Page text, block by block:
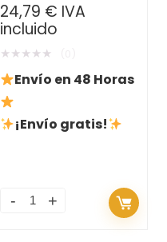
Zumos Frescos
24,79 € IVA
incluido
★★★★★
Envío en 48 Horas
¡Envío gratis!